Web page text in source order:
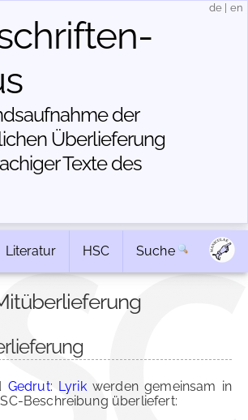
der
Über­lieferung
Texte des
de en
Literatur HSC Suche
Gedrut: Lyrikwerden gemeinsam in
Beschreibung überliefert: